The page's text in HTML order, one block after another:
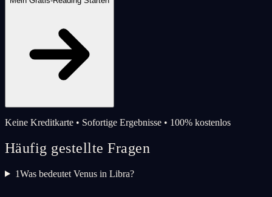
Keine Kreditkarte • Sofortige Ergebnisse • 100% kostenlos
Häufig gestellte Fragen
1Was bedeutet Venus in Libra?